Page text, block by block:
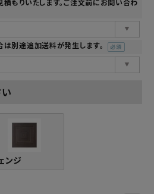
もりいたします。ご注文前にお問い合わ
別途追加送料が発生します。
(必
ンジ